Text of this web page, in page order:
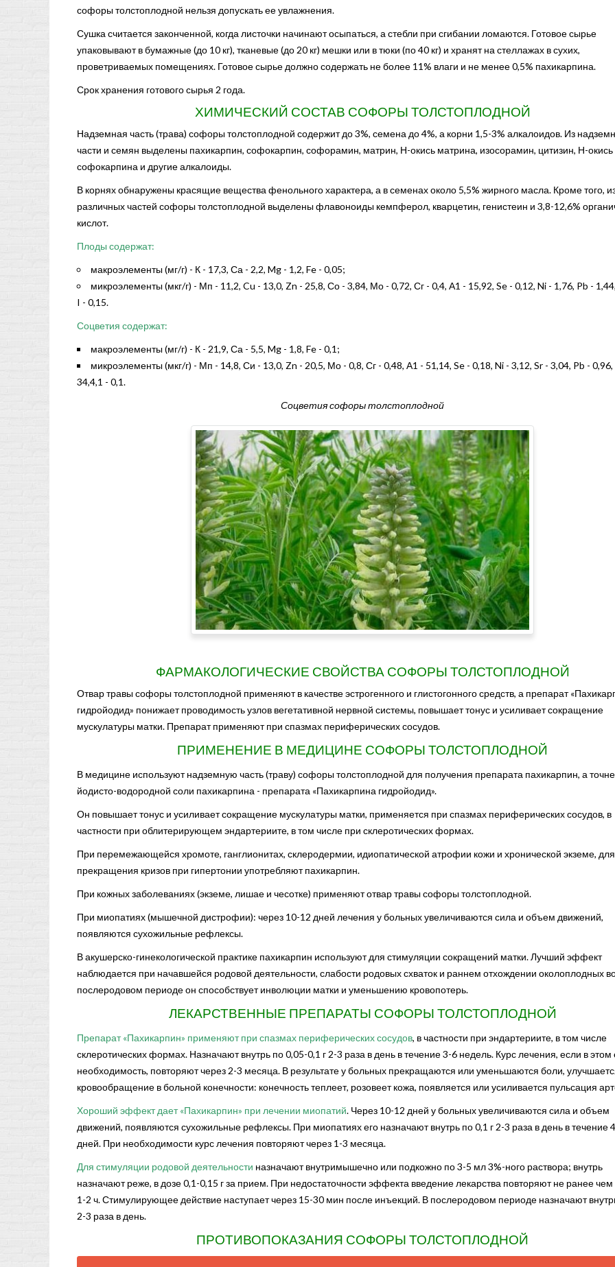
софоры толстоплодной нельзя допускать ее увлажнения.
Сушка считается законченной, когда листочки начинают осыпаться, а стебли при сгибании ломаются. Готовое сырье
упаковывают в бумажные (до 10 кг), тканевые (до 20 кг) мешки или в тюки (по 40 кг) и хранят на стеллажах в сухих,
проветриваемых помещениях. Готовое сырье должно содержать не более 11% влаги и не менее 0,5% пахикарпина.
Срок хранения готового сырья 2 года.
ХИМИЧЕСКИЙ СОСТАВ СОФОРЫ ТОЛСТОПЛОДНОЙ
Надземная часть (трава) софоры толстоплодной содержит до 3%, семена до 4%, а корни 1,5-3% алкалоидов. Из
части и семян выделены пахикарпин, софокарпин, софорамин, матрин, Н-окись матрина, изосорамин, цитизин, Н-окись
софокарпина и другие алкалоиды.
В корнях обнаружены красящие вещества фенольного характера, а в семенах около 5,5% жирного масла. Кроме того,
различных частей софоры толстоплодной выделены флавоноиды кемпферол, кварцетин, генистеин и 3,8-12,6%
кислот.
Плоды содержат:
макроэлементы (мг/г) - К - 17,3, Са - 2,2, Mg - 1,2, Fe - 0,05;
микроэлементы (мкг/г) - Мп - 11,2, Cu - 13,0, Zn - 25,8, Со - 3,84, Мо - 0,72, Сг - 0,4, А1 - 15,92, Se - 0,12, Ni - 1,76, Pb -
I - 0,15.
Соцветия содержат:
макроэлементы (мг/г) - К - 21,9, Са - 5,5, Mg - 1,8, Fe - 0,1;
микроэлементы (мкг/г) - Мп - 14,8, Си - 13,0, Zn - 20,5, Мо - 0,8, Сг - 0,48, А1 - 51,14, Se - 0,18, Ni - 3,12, Sr - 3,04, Pb -
34,4,1 - 0,1.
Соцветия софоры толстоплодной
ФАРМАКОЛОГИЧЕСКИЕ СВОЙСТВА СОФОРЫ ТОЛСТОПЛОДНОЙ
Отвар травы софоры толстоплодной применяют в качестве эстрогенного и глистогонного средств, а препарат
гидройодид» понижает проводимость узлов вегетативной нервной системы, повышает тонус и усиливает сокращение
мускулатуры матки. Препарат применяют при спазмах периферических сосудов.
ПРИМЕНЕНИЕ В МЕДИЦИНЕ СОФОРЫ ТОЛСТОПЛОДНОЙ
В медицине используют надземную часть (траву) софоры толстоплодной для получения препарата пахикарпин, а
йодисто-водородной соли пахикарпина - препарата «Пахикарпина гидройодид».
Он повышает тонус и усиливает сокращение мускулатуры матки, применяется при спазмах периферических сосудов, в
частности при облитерирующем эндартериите, в том числе при склеротических формах.
При перемежающейся хромоте, ганглионитах, склеродермии, идиопатической атрофии кожи и хронической экземе, для
прекращения кризов при гипертонии употребляют пахикарпин.
При кожных заболеваниях (экземе, лишае и чесотке) применяют отвар травы софоры толстоплодной.
При миопатиях (мышечной дистрофии): через 10-12 дней лечения у больных увеличиваются сила и объем движений,
появляются сухожильные рефлексы.
В акушерско-гинекологической практике пахикарпин используют для стимуляции сокращений матки. Лучший эффект
наблюдается при начавшейся родовой деятельности, слабости родовых схваток и раннем отхождении околоплодных
послеродовом периоде он способствует инволюции матки и уменьшению кровопотерь.
ЛЕКАРСТВЕННЫЕ ПРЕПАРАТЫ СОФОРЫ ТОЛСТОПЛОДНОЙ
Препарат «Пахикарпин» применяют при спазмах периферических сосудов, в частности при эндартериите, в том числе
склеротических формах. Назначают внутрь по 0,05-0,1 г 2-3 раза в день в течение 3-6 недель. Курс лечения, если в этом
необходимость, повторяют через 2-3 месяца. В результате у больных прекращаются или уменьшаются боли,
кровообращение в больной конечности: конечность теплеет, розовеет кожа, появляется или усиливается пульсация
Хороший эффект дает «Пахикарпин» при лечении миопатий. Через 10-12 дней у больных увеличиваются сила и объем
движений, появляются сухожильные рефлексы. При миопатиях его назначают внутрь по 0,1 г 2-3 раза в день в течение
дней. При необходимости курс лечения повторяют через 1-3 месяца.
Для стимуляции родовой деятельности назначают внутримышечно или подкожно по 3-5 мл 3%-ного раствора; внутрь
назначают реже, в дозе 0,1-0,15 г за прием. При недостаточности эффекта введение лекарства повторяют не ранее чем
1-2 ч. Стимулирующее действие наступает через 15-30 мин после инъекций. В послеродовом периоде назначают
2-3 раза в день.
ПРОТИВОПОКАЗАНИЯ СОФОРЫ ТОЛСТОПЛОДНОЙ